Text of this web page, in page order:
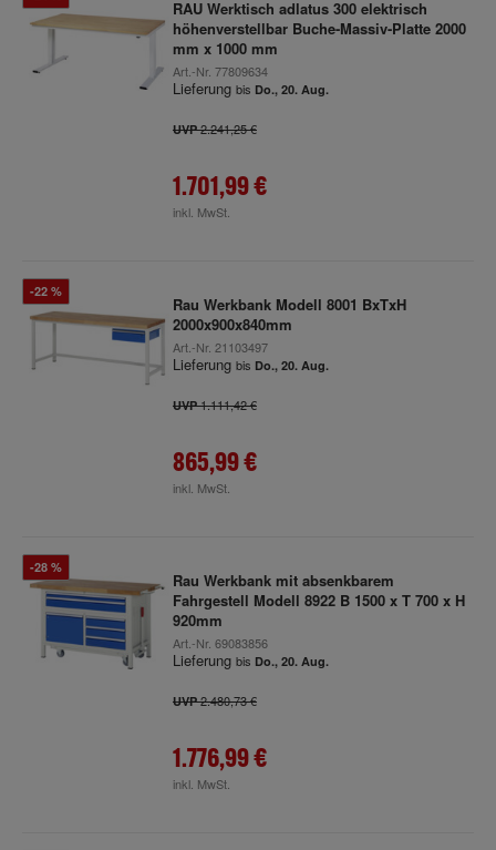
RAU Werktisch adlatus 300 elektrisch
höhenverstellbar Buche-Massiv-Platte 2000
mm x 1000 mm
Art.-Nr. 77809634
Lieferung bis Do., 20. Aug.
UVP2.241,25 €
1.701,99 €
inkl. MwSt.
-22 %
Rau Werkbank Modell 8001 BxTxH
2000x900x840mm
Art.-Nr. 21103497
Lieferung bis Do., 20. Aug.
UVP1.111,42 €
865,99 €
inkl. MwSt.
-28 %
Rau Werkbank mit absenkbarem
Fahrgestell Modell 8922 B 1500 x T 700 x H
920mm
Art.-Nr. 69083856
Lieferung bis Do., 20. Aug.
UVP2.480,73 €
1.776,99 €
inkl. MwSt.